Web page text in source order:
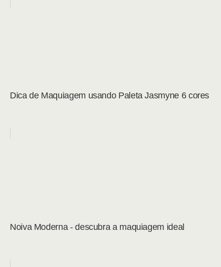
Dica de Maquiagem usando Paleta Jasmyne 6 cores
Noiva Moderna - descubra a maquiagem ideal